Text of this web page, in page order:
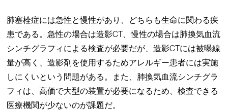
肺塞栓症には急性と慢性があり、どちらも生命に関わる疾
患である。急性の場合は造影CT、慢性の場合は肺換気血流
シンチグラフィによる検査が必要だが、造影CTには被曝線
量が高く、造影剤を使用するためアレルギー患者には実施
しにくいという問題がある。また、肺換気血流シンチグラ
フィは、高価で大型の装置が必要になるため、検査できる
医療機関が少ないのが課題だ。